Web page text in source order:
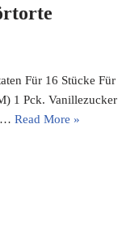
Für 16 Stücke
1 Pck.
Read More »